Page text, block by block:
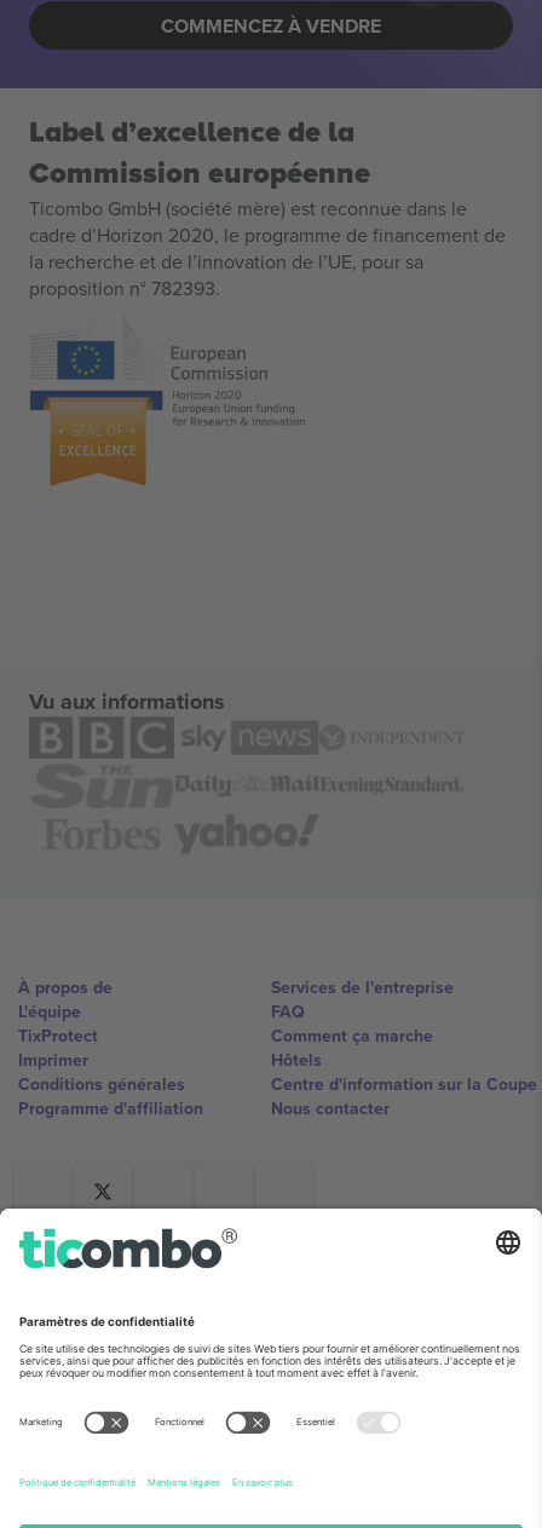
COMMENCEZ À VENDRE
Label d’excellence de la
Commission européenne
Ticombo GmbH (société mère) est reconnue dans le
cadre d’Horizon 2020, le programme de financement de
la recherche et de l’innovation de l’UE, pour sa
proposition n° 782393.
Vu aux informations
À propos de
L'équipe
TixProtect
Imprimer
Conditions générales
Programme d'affiliation
Services de l'entreprise
FAQ
Comment ça marche
Hôtels
Centre d'information sur la Coupe
Nous contacter
Ticombo France
Mimi Balkanska 132, 1540, Sofia,
Bulgaria
L'entité juridique du fournisseur de la plateforme peut changer en
détails, consultez la page spécifique de l'événement, les mentions